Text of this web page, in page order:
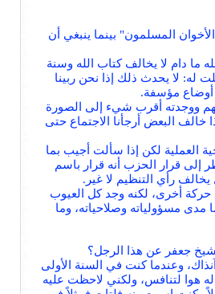
المسلمون" بينما ينبغي أن
ما دام لا يخالف كتاب الله وسنة
له: لا يحدث ذلك إذا نحن ربينا
أوضاع مؤسفة.
ووجدته أقرب شيء إلى الصورة
خالف البعض أرجأنا الاجتماع حتى
العملية لكن إذا سألت أجيب بما
إلى قرار الحزب أنه قرار باسم
رأي التنظيم لا غير.
حركة أخرى، لكنه وجد كل العيوب
مدى مسؤولياته وصلاحياته، وما
جعفر عن هذا الرجل؟
وعندما كنت في السنة الأولى
هوا لتنافس، ولكني لاحظت عليه